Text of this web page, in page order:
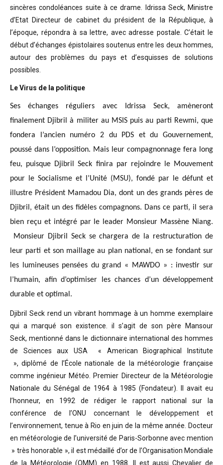
sincères condoléances suite à ce drame. Idrissa Seck, Ministre
d’Etat Directeur de cabinet du président de
la République, à
l’époque, répondra à sa lettre, avec adresse postale. C’était le
début d’échanges épistolaires soutenus entre les deux hommes,
autour des problèmes du pays et d’esquisses de solutions
possibles.
Le Virus de la politique
Ses échanges réguliers avec Idrissa Seck, amèneront
finalement Djibril à militer au MSIS puis au parti Rewmi, que
fondera l’ancien numéro 2 du PDS et du Gouvernement,
poussé dans l’opposition. Mais leur compagnonnage fera long
feu, puisque Djibril Seck finira par rejoindre le Mouvement
pour le Socialisme et l’Unité (MSU), fondé par le défunt et
illustre Président Mamadou Dia, dont un des grands pères de
Djibril, était un des fidèles compagnons. Dans ce parti, il sera
bien reçu et intégré par le leader Monsieur Massène Niang.
Monsieur Djibril Seck se chargera de la restructuration de
leur parti et son maillage au plan national, en se fondant sur
les lumineuses pensées du grand « MAWDO » : investir sur
l’humain, afin d’optimiser les chances d’un développement
durable et optimal.
Djibril Seck rend un vibrant hommage à un homme exemplaire
qui a marqué son existence. il s’agit de son père Mansour
Seck,mentionné dans le dictionnaire international des hommes
de Sciences aux USA « American Biographical Institute
», diplômé de l’École nationale de la météorologie française
comme ingénieur Météo. Premier Directeur de la Météorologie
Nationale du Sénégal de 1964 à 1985 (Fondateur). Il avait eu
l’honneur, en 1992 de rédiger le rapport national sur la
conférence de l’ONU concernant le développement et
l’environnement, tenue à Rio en juin de la même année.
Docteur
en météorologie de l’université de Paris-Sorbonne avec mention
» très honorable », il est médaillé d’or de l’Organisation Mondiale
de la Météorologie (OMM) en 1988. Il est aussi Chevalier de